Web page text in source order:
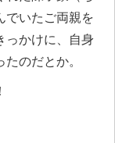
でいたご両親を
っかけに、自身
のだとか。